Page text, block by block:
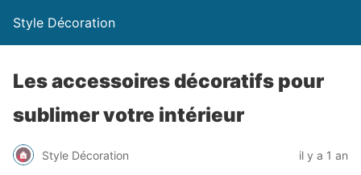
Style Décoration
Les accessoires décoratifs pour
sublimer votre intérieur
Style Décoration il y a 1 an